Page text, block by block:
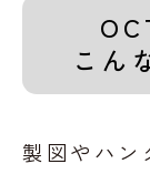
こん
製図やハン